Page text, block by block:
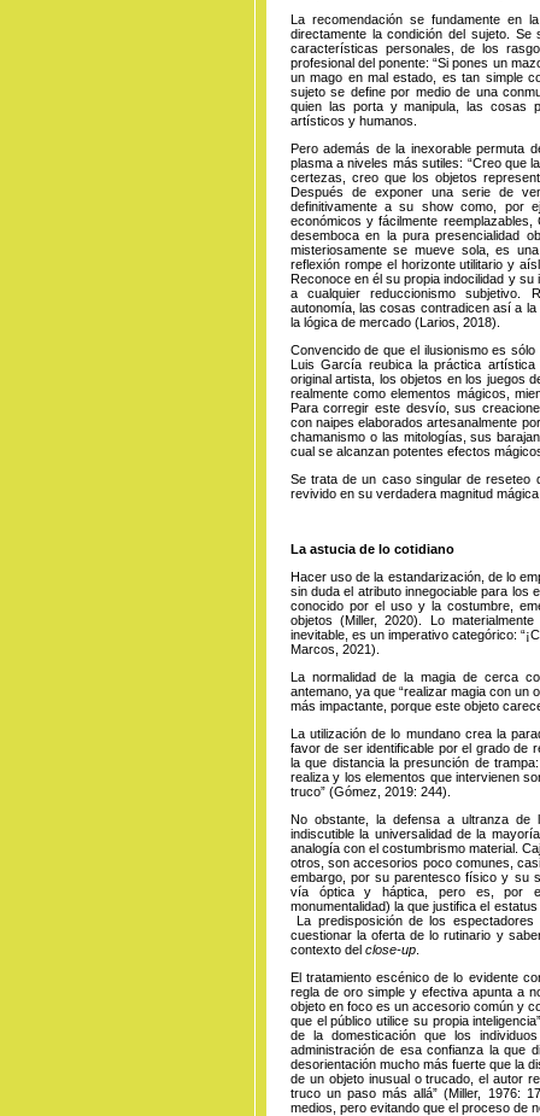
La recomendación se fundamente en
directamente la condición del sujeto.
características personales, de los
profesional del ponente: “Si pones un
un mago en mal estado, es tan simple
sujeto se define por medio de una
quien las porta y manipula, las cosas
artísticos y humanos.
Pero además de la inexorable permuta
plasma a niveles más sutiles: “Creo que
certezas, creo que los objetos
Después de exponer una serie de
definitivamente a su show como, por
económicos y fácilmente
desemboca en la pura presencialidad
misteriosamente se mueve sola, es
reflexión rompe el horizonte utilitario y
Reconoce en él su propia indocilidad y
a cualquier reduccionismo subjetivo.
autonomía, las cosas contradicen así a
la lógica de mercado (Larios, 2018).
Convencido de que el ilusionismo es
Luis García reubica la práctica
original artista, los objetos en los juegos
realmente como elementos mágicos,
Para corregir este desvío, sus
con naipes elaborados artesanalmente
chamanismo o las mitologías, sus
cual se alcanzan potentes efectos
Se trata de un caso singular de reseteo
revivido en su verdadera magnitud
La astucia de lo cotidiano
Hacer uso de la estandarización, de lo
sin duda el atributo innegociable para los
conocido por el uso y la costumbre,
objetos (Miller, 2020). Lo
inevitable, es un imperativo categórico:
Marcos, 2021).
La normalidad de la magia de cerca
antemano, ya que “realizar magia con un
más impactante, porque este objeto
La utilización de lo mundano crea la
favor de ser identificable por el grado de
la que distancia la presunción de
realiza y los elementos que intervienen
truco” (Gómez, 2019: 244).
No obstante, la defensa a ultranza de
indiscutible la universalidad de la
analogía con el costumbrismo material.
otros, son accesorios poco comunes,
embargo, por su parentesco físico y su
vía óptica y háptica, pero es, por
monumentalidad) la que justifica el
La predisposición de los
cuestionar la oferta de lo rutinario y
contexto del close-up.
El tratamiento escénico de lo evidente
regla de oro simple y efectiva apunta a
objeto en foco es un accesorio común y
que el público utilice su propia
de la domesticación que los
administración de esa confianza la que
desorientación mucho más fuerte que la
de un objeto inusual o trucado, el autor
truco un paso más allá” (Miller, 1976:
medios, pero evitando que el proceso de